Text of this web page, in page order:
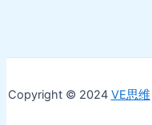
Copyright © 2024 VE思维